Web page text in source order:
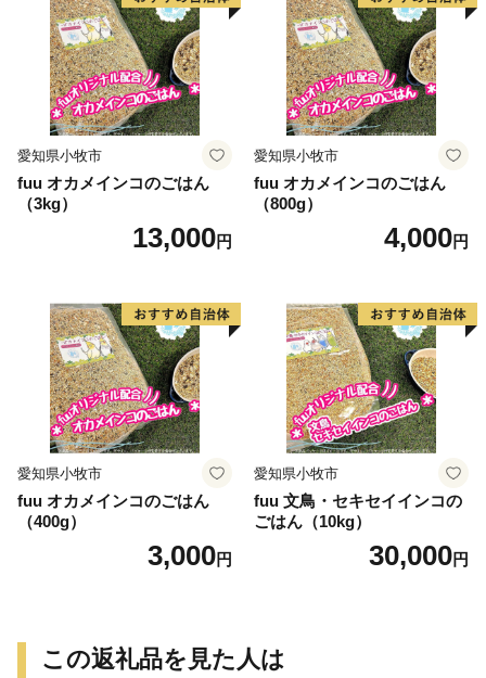
愛知県小牧市
fuu オカメインコのごはん
（3kg）
13,000円
愛知県小牧市
fuu オカメインコのごはん
（800g）
4,000円
愛知県小牧市
fuu オカメインコのごはん
（400g）
3,000円
愛知県小牧市
fuu 文鳥・セキセイインコの
ごはん（10kg）
30,000円
この返礼品を見た人は